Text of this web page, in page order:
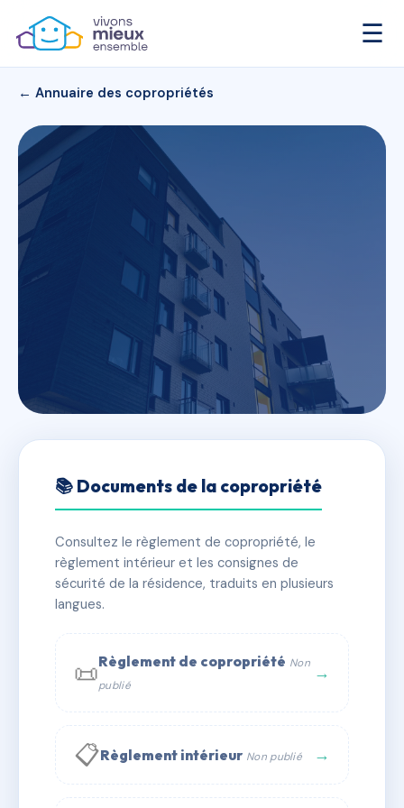
☰
← Annuaire des copropriétés
11, RUE DES MESURES
✓ Immatriculée 🏠 8 lots 🏗 1 bâtiment(s)
📞 Contacter Syndic Digital
📚 Documents de la copropriété
Consultez le règlement de copropriété, le
règlement intérieur et les consignes de
sécurité de la résidence, traduits en plusieurs
langues.
📜Règlement de copropriété Non
publié
→
📋Règlement intérieur Non publié →